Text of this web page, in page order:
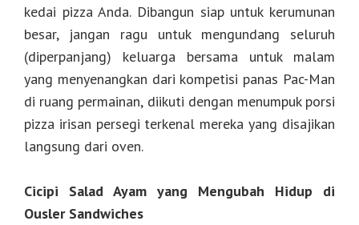
kedai pizza Anda. Dibangun siap untuk kerumunan
besar, jangan ragu untuk mengundang seluruh
(diperpanjang) keluarga bersama untuk malam
yang menyenangkan dari kompetisi panas Pac-Man
di ruang permainan, diikuti dengan menumpuk porsi
pizza irisan persegi terkenal mereka yang disajikan
langsung dari oven.
Cicipi Salad Ayam yang Mengubah Hidup di
Ousler Sandwiches